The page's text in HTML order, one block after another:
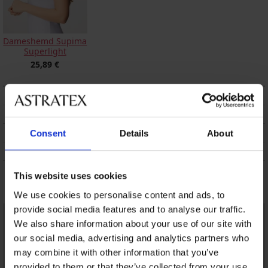
Consent Details About
This website uses cookies
We use cookies to personalise content and ads, to
provide social media features and to analyse our traffic.
We also share information about your use of our site with
our social media, advertising and analytics partners who
may combine it with other information that you’ve
Dameshemd Supima
Superlight
25,89 €
BESCHRIJVING
VERZENDING EN BETALING
RUILEN
ONDERHOUD EN WASSEN
Misschien vindt u dit ook leuk